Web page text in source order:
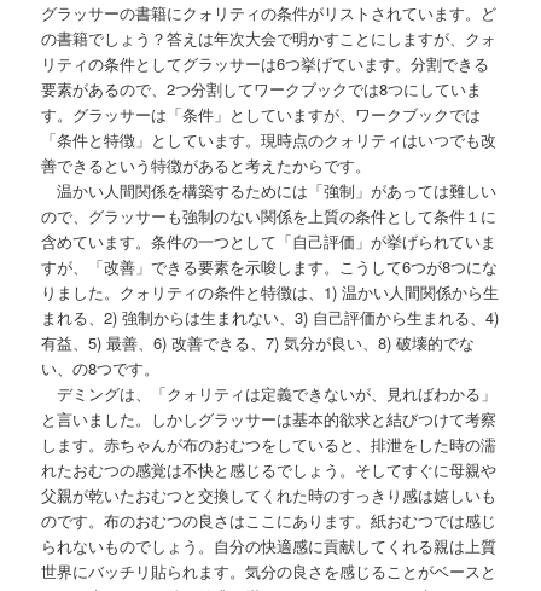
グラッサーの書籍にクォリティの条件がリストされています。ど
の書籍でしょう？答えは年次大会で明かすことにしますが、クォ
リティの条件としてグラッサーは6つ挙げています。分割できる
要素があるので、2つ分割してワークブックでは8つにしていま
す。グラッサーは「条件」としていますが、ワークブックでは
「条件と特徴」としています。現時点のクォリティはいつでも改
善できるという特徴があると考えたからです。
温かい人間関係を構築するためには「強制」があっては難しい
ので、グラッサーも強制のない関係を上質の条件として条件１に
含めています。条件の一つとして「自己評価」が挙げられていま
すが、「改善」できる要素を示唆します。こうして6つが8つにな
りました。クォリティの条件と特徴は、1) 温かい人間関係から生
まれる、2) 強制からは生まれない、3) 自己評価から生まれる、4)
有益、5) 最善、6) 改善できる、7) 気分が良い、8) 破壊的でな
い、の8つです。
デミングは、「クォリティは定義できないが、見ればわかる」
と言いました。しかしグラッサーは基本的欲求と結びつけて考察
します。赤ちゃんが布のおむつをしていると、排泄をした時の濡
れたおむつの感覚は不快と感じるでしょう。そしてすぐに母親や
父親が乾いたおむつと交換してくれた時のすっきり感は嬉しいも
のです。布のおむつの良さはここにあります。紙おむつでは感じ
られないものでしょう。自分の快適感に貢献してくれる親は上質
世界にバッチリ貼られます。気分の良さを感じることがベースと